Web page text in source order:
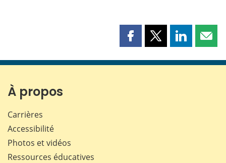
Partager
page
Partager
page
Partager
page page
À propos
Carrières
Accessibilité
Photos et vidéos
Ressources éducatives